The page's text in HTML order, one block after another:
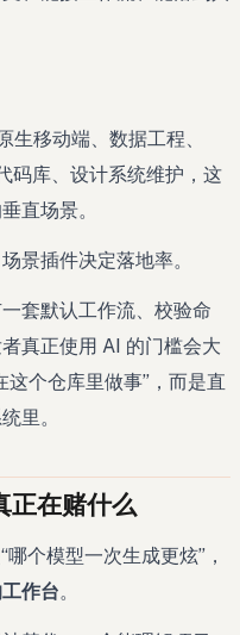
移动端、数据工程、
码库、设计系统维护，这
直场景。
景插件决定落地率。
套默认工作流、校验命
真正使用 AI 的门槛会大
个仓库里做事”，而是直
里。
正在赌什么
个模型一次生成更炫”，
作台。